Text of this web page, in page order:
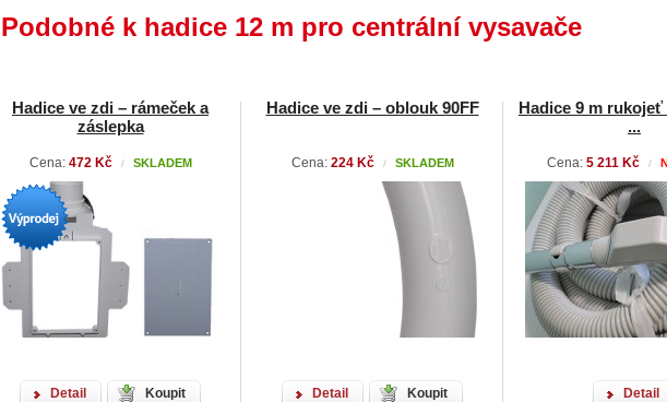
Podobné k hadice 12 m pro centrální vysavače
Hadice ve zdi – rámeček a
záslepka
Cena: 472 Kč / SKLADEM
Detail Koupit
Hadice ve zdi – oblouk 90FF
Cena: 224 Kč / SKLADEM
Detail Koupit
Hadice 9 m
...
Cena: 5 211 Kč /
Detail